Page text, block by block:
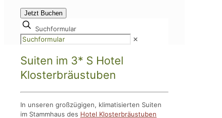
Jetzt Buchen
Suchformular
✕
Suiten im 3* S Hotel
Klosterbräustuben
In unseren großzügigen, klimatisierten Suiten
im Stammhaus des Hotel Klosterbräustuben